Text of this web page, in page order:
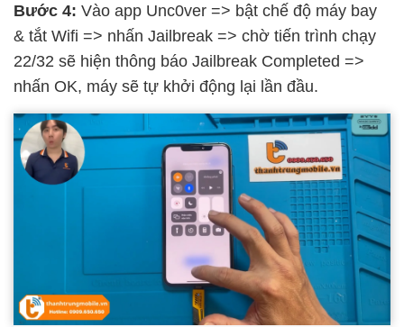
Bước 4: Vào app Unc0ver => bật chế độ máy bay
& tắt Wifi => nhấn Jailbreak => chờ tiến trình chạy
22/32 sẽ hiện thông báo Jailbreak Completed =>
nhấn OK, máy sẽ tự khởi động lại lần đầu.